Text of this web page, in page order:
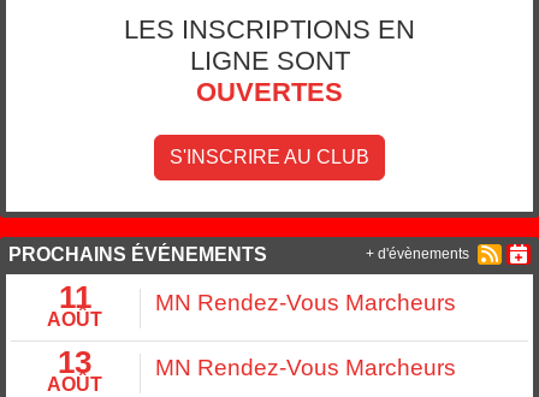
LES INSCRIPTIONS EN
LIGNE SONT
OUVERTES
S'INSCRIRE AU CLUB
PROCHAINS ÉVÉNEMENTS
11
AOÛT
MN Rendez-Vous Marcheurs
13
AOÛT
MN Rendez-Vous Marcheurs
+ d'évènements